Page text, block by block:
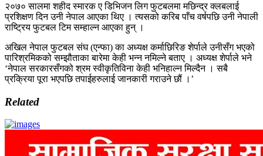
२०७० सालमा शहीद स्मारक ए डिभिजन लिग फुटबलमा मछिन्द्र क्लबलाई
प्रशिक्षण दिन उनी नेपाल आएका थिए । त्यसको करिब पाँच वर्षपछि उनी नेपाली
राष्ट्रिय फुटबल टिम सम्हाल्न आएका हुन् ।
अखिल नेपाल फुटबल संघ (एन्फा) का अध्यक्ष कर्माछिरिङ शेर्पाले उनीसँग भएको
पारिश्रमिकको सम्झौताका बारेमा केही भन्न नमिल्ने बताए । अध्यक्ष शेर्पाले भने
‘नेपाल सरकारसँगको श्रम स्वीकृतिविना केही भनिहाल्न मिल्दैन । सबै
प्रक्रिया पूरा भएपछि तपाईहरुलाई जानकारी गराउने छौं ।’
Related